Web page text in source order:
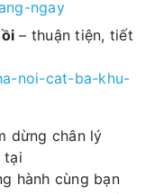
ngay
– thuận tiện, tiết
noi-cat-ba-khu-
dừng chân lý
tại
hành cùng bạn